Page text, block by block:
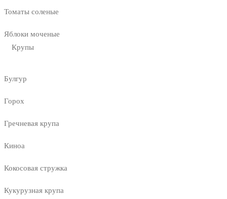
Томаты соленые
Яблоки моченые
Крупы
Булгур
Горох
Гречневая крупа
Киноа
Кокосовая стружка
Кукурузная крупа